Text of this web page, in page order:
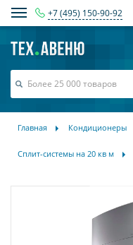
+7 (495) 150-90-92
Главная Кондиционеры
Сплит-системы на 20 кв м